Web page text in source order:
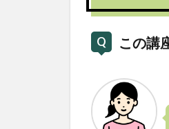
この講